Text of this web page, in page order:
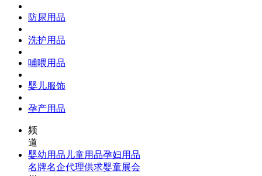
防尿用品
洗护用品
哺喂用品
婴儿服饰
孕产用品
频
道
婴幼用品 儿童用品孕妇用品
名牌名企代理供求婴童展会